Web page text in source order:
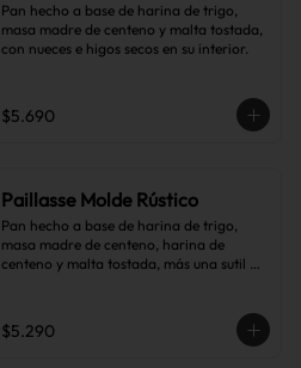
Pan hecho a base de harina de trigo,
masa madre de centeno y malta tostada,
con nueces e higos secos en su interior.
$5.690
Paillasse Molde Rústico
Pan hecho a base de harina de trigo,
masa madre de centeno, harina de
centeno y malta tostada, más una sutil
tostado y frutos secos.
$5.290